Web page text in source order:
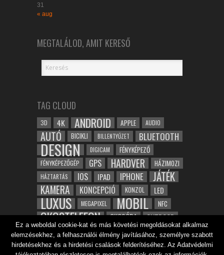
31
« aug
MEGTALÁLOD, AMIT KERESŐ
TAG CLOUD
3D 4K ANDROID APPLE AUDIO
AUTÓ BICIKLI BILLENTYŰZET BLUETOOTH
DESIGN DIGICAM FÉNYKÉPEZŐ
FÉNYKÉPEZŐGÉP GPS HARDVER HÁZIMOZI
HÁZTARTÁS IOS IPAD IPHONE JÁTÉK
KAMERA KONCEPCIÓ KONZOL LED
LUXUS MEGAPIXEL MOBIL NFC
OKOSTELEFON OKOSÓRA OUTDOOR
ROBOT SAMSUNG SPORT TABLET
TESZT VIDEÓ VÍZÁLLÓ WIFI ZENE ZÖLD
Ez a weboldal cookie-kat és más követési megoldásokat alkalmaz
elemzésekhez, a felhasználói élmény javításához, személyre szabott
hirdetésekhez és a hirdetési csalások felderítéséhez. Az Adatvédelmi